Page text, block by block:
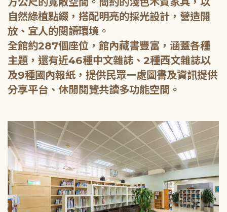
自然綠植點綴，搭配明亮的採光設計，營造開
放、宜人的閱讀環境。
全館約287個座位，館內藏書豐富，涵蓋各種
主題，還有近46種中文雜誌、2種西文雜誌以
及9種國內報紙，提供民眾一處圖書及資訊提供